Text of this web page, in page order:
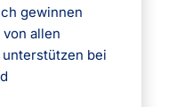
gewinnen
allen
bei